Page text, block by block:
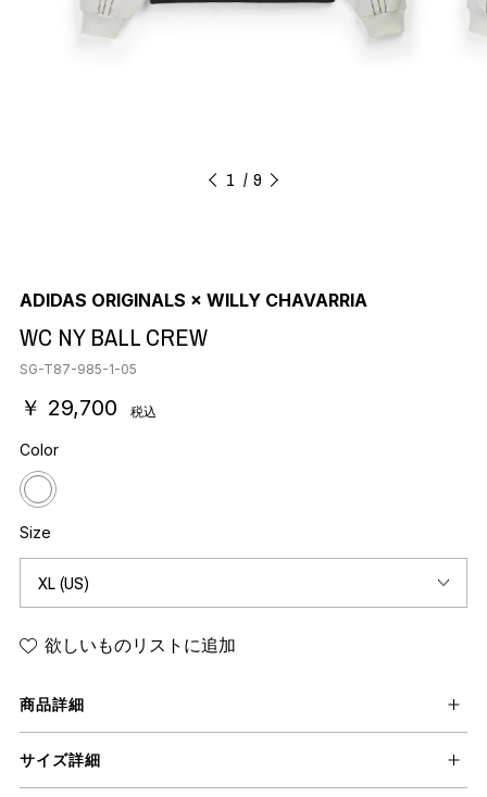
1 9
ADIDAS ORIGINALS × WILLY CHAVARRIA
WC NY BALL CREW
SG-T87-985-1-05
￥ 29,700 税込
Color
Size
欲しいものリストに追加
商品詳細
サイズ詳細